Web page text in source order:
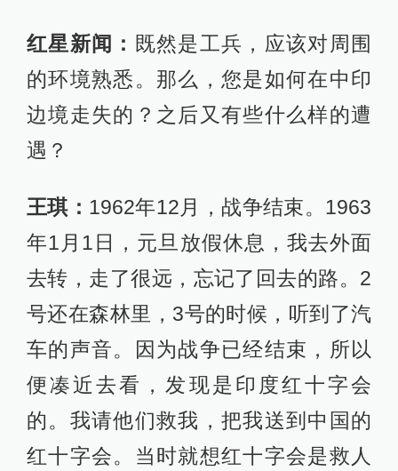
红星新闻： 既然是工兵，应该对周围
的环境熟悉。那么，您是如何在中印
边境走失的？之后又有些什么样的遭
遇？
王琪： 1962年12月，战争结束。1963
年1月1日，元旦放假休息，我去外面
去转，走了很远，忘记了回去的路。2
号还在森林里，3号的时候，听到了汽
车的声音。因为战争已经结束，所以
便凑近去看，发现是印度红十字会
的。我请他们救我，把我送到中国的
红十字会。当时就想红十字会是救人